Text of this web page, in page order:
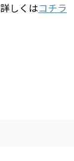
詳しくはコチラ